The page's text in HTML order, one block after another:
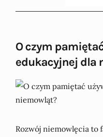
O czym
edukacyjnej dla
Rozwój niemowlęcia to